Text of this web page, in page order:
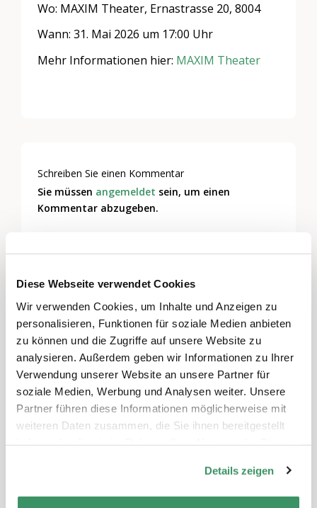
Diese Webseite verwendet Cookies
Wir verwenden Cookies, um Inhalte und Anzeigen zu
personalisieren, Funktionen für soziale Medien anbieten
zu können und die Zugriffe auf unsere Website zu
analysieren. Außerdem geben wir Informationen zu Ihrer
Verwendung unserer Website an unsere Partner für
soziale Medien, Werbung und Analysen weiter. Unsere
Partner führen diese Informationen möglicherweise mit
weiteren Daten zusammen, die Sie ihnen bereitgestellt
Details zeigen
Wo: MAXIM Theater, Ernastrasse 20, 8004
Wann: 31. Mai 2026 um 17:00 Uhr
Mehr Informationen hier: MAXIM Theater
Schreiben Sie einen Kommentar
Sie müssen angemeldet sein, um einen
Kommentar abzugeben.